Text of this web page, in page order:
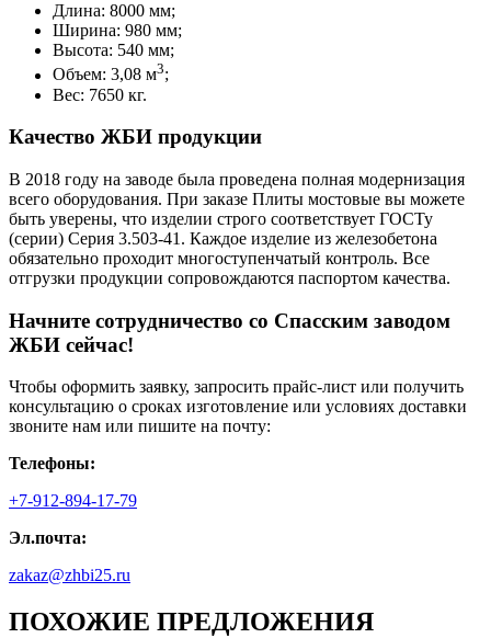
Длина: 8000 мм;
Ширина: 980 мм;
Высота: 540 мм;
Объем: 3,08 м3;
Вес: 7650 кг.
Качество ЖБИ продукции
В 2018 году на заводе была проведена полная модернизация
всего оборудования. При заказе Плиты мостовые вы можете
быть уверены, что изделии строго соответствует ГОСТу
(серии) Серия 3.503-41. Каждое изделие из железобетона
обязательно проходит многоступенчатый контроль. Все
отгрузки продукции сопровождаются паспортом качества.
Начните сотрудничество со Cпасским заводом
ЖБИ сейчас!
Чтобы оформить заявку, запросить прайс-лист или получить
консультацию о сроках изготовление или условиях доставки
звоните нам или пишите на почту:
Телефоны:
+7-912-894-17-79
Эл.почта:
zakaz@zhbi25.ru
ПОХОЖИЕ ПРЕДЛОЖЕНИЯ